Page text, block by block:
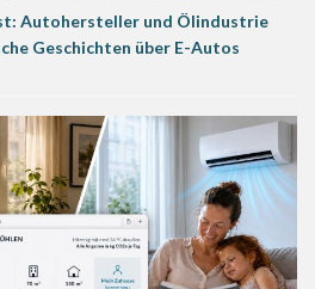
Autohersteller und Ölindustrie
Geschichten über E-Autos